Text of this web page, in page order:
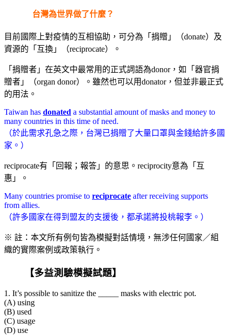
台灣為世界做了什麼？
目前國際上對疫情的互相協助，可分為「捐贈」（donate）及
資源的「互換」（reciprocate）。
「捐贈者」在英文中最常用的正式詞語為donor，如「器官捐
贈者」（organ donor）。雖然也可以用donator，但並非最正式
的用法。
Taiwan has donated a substantial amount of masks and money to
many countries in this time of need.
（於此需求孔急之際，台灣已捐贈了大量口罩與金錢給許多國
家。）
reciprocate有「回報；報答」的意思。reciprocity意為「互
惠」。
Many countries promise to reciprocate after receiving supports
from allies.
（許多國家在得到盟友的支援後，都承諾將投桃報李。）
※ 註：本文所有例句皆為模擬對話情境，無涉任何國家／組
織的實際案例或政策執行。
【多益測驗模擬試題】
1. It’s possible to sanitize the _____ masks with electric pot.
(A) using
(B) used
(C) usage
(D) use